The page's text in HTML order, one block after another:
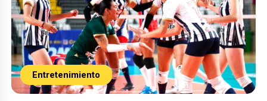
Entretenimiento